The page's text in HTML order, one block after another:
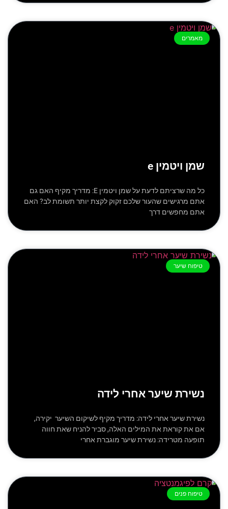
מאמרים
שמן ויטמין e
כל מה שרציתם לדעת על שמן ויטמין E: מדריך מקיף האם גם
אתם מרגישים שהעור שלכם זקוק לקצת יותר תשומת לב? האם
אתם מחפשים דרך
טיפוח שיער
נשירת שיער אחרי לידה
נשירת שיער אחרי לידה: מדריך מקיף לשיקום השיער יקירה,
אם את קוראת את המילים האלה, סביר להניח שאת חווה
תופעה מטרידה: נשירת שיער מוגברת אחרי
טיפוח פנים